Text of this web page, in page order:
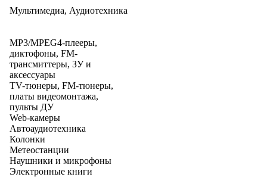
Мультимедиа, Аудиотехника
MP3/MPEG4-плееры,
диктофоны, FM-
трансмиттеры, ЗУ и
аксессуары
TV-тюнеры, FM-тюнеры,
платы видеомонтажа,
пульты ДУ
Web-камеры
Автоаудиотехника
Колонки
Метеостанции
Наушники и микрофоны
Электронные книги